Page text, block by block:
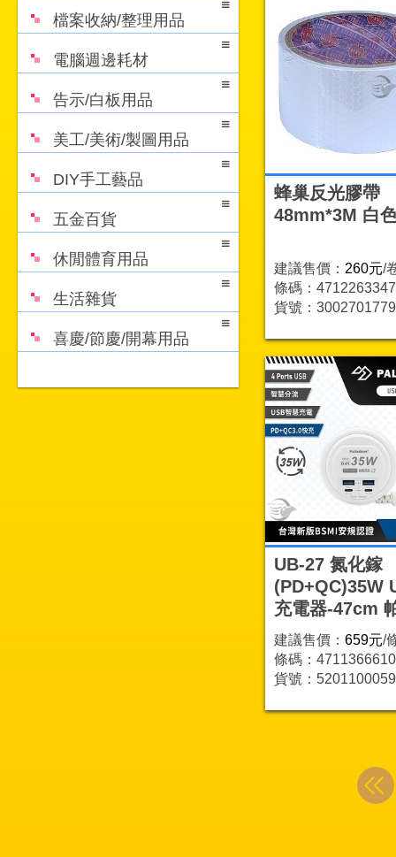
檔案收納/整理用品
電腦週邊耗材
告示/白板用品
美工/美術/製圖用品
DIY手工藝品
五金百貨
休閒體育用品
生活雜貨
喜慶/節慶/開幕用品
蜂巢反光膠帶
48mm*3M 白
建議售價： 260元/
條碼：
貨號：3002701779
UB-27 氮化鎵
(PD+QC)35W
充電器-47cm
建議售價： 659元/
條碼：
貨號：5201100059